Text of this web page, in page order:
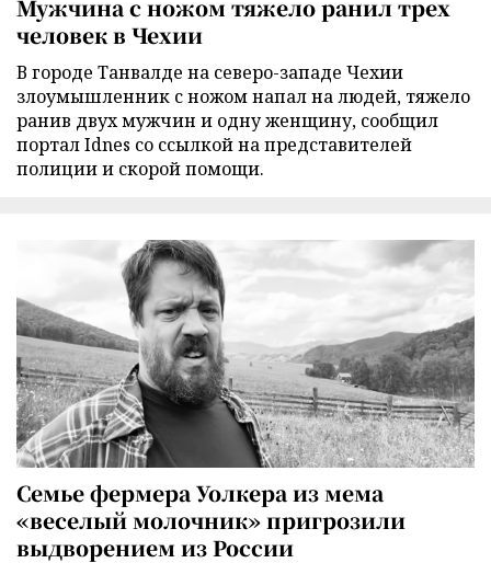
Мужчина с ножом тяжело ранил трех
человек в Чехии
В городе Танвалде на северо-западе Чехии
злоумышленник с ножом напал на людей, тяжело
ранив двух мужчин и одну женщину, сообщил
портал Idnes со ссылкой на представителей
полиции и скорой помощи.
Семье фермера Уолкера из мема
«веселый молочник» пригрозили
выдворением из России